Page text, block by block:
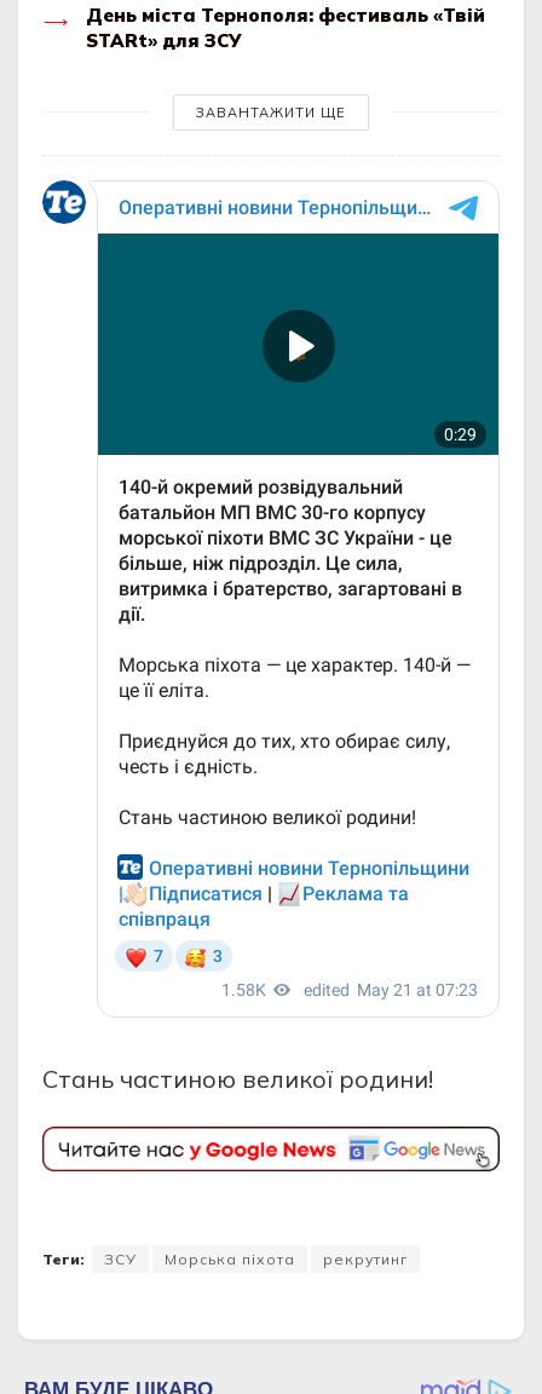
День міста Тернополя: фестиваль «Твій
STARt» для ЗСУ
ЗАВАНТАЖИТИ ЩЕ
Стань частиною великої родини!
Теги: ЗСУ Морська піхота рекрутинг